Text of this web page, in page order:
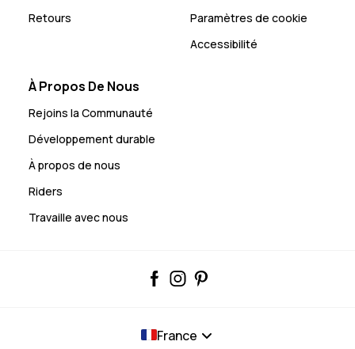
Retours
Paramètres de cookie
Accessibilité
À Propos De Nous
Rejoins la Communauté
Développement durable
À propos de nous
Riders
Travaille avec nous
France